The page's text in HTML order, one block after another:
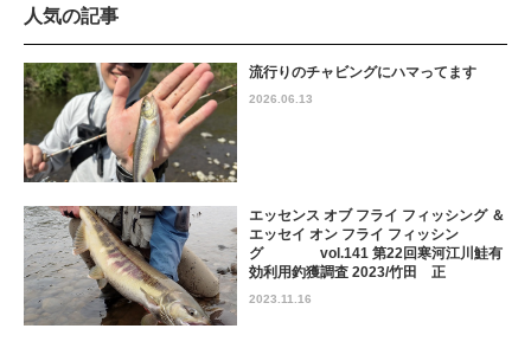
人気の記事
流行りのチャビングにハマってます
2026.06.13
エッセンス オブ フライ フィッシング ＆
エッセイ オン フライ フィッシン
グ vol.141 第22回寒河江川鮭有
効利用釣獲調査 2023/竹田 正
2023.11.16